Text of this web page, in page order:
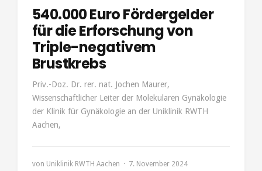
540.000 Euro Fördergelder
für die Erforschung von
Triple-negativem
Brustkrebs
Priv.-Doz. Dr. rer. nat. Jochen Maurer,
Wissenschaftlicher Leiter der Molekularen Gynäkologie
der Klinik für Gynäkologie an der Uniklinik RWTH
Aachen,
von Uniklinik RWTH Aachen 7. November 2024